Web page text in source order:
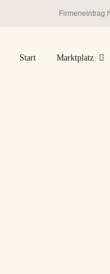
Firmeneintrag
Start Marktplatz